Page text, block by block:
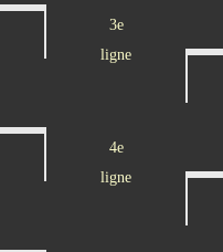
3e
ligne
4e
ligne